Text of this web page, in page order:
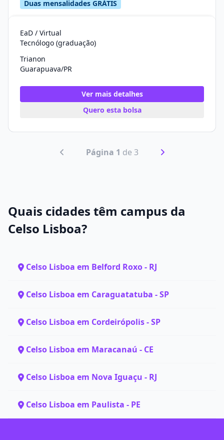
Duas mensalidades GRÁTIS
EaD / Virtual
Tecnólogo (graduação)
Trianon
Guarapuava/PR
Ver mais detalhes
Quero esta bolsa
Página 1 de 3
Quais cidades têm campus da
Celso Lisboa?
Celso Lisboa em Belford Roxo - RJ
Celso Lisboa em Caraguatatuba - SP
Celso Lisboa em Cordeirópolis - SP
Celso Lisboa em Maracanaú - CE
Celso Lisboa em Nova Iguaçu - RJ
Celso Lisboa em Paulista - PE